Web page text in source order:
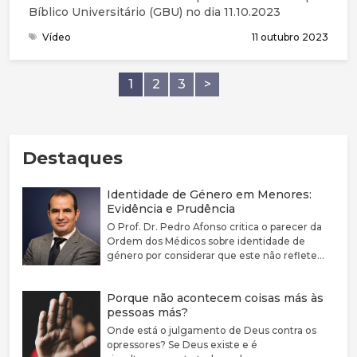
Bíblico Universitário (GBU) no dia 11.10.2023
Vídeo 11 outubro 2023
1 2 3 >
Destaques
Identidade de Género em Menores:
Evidência e Prudência
O Prof. Dr. Pedro Afonso critica o parecer da
Ordem dos Médicos sobre identidade de
género por considerar que este não reflete
Defende que a disforia de género deve ser
encarada como uma condição médica
associada a sofrimento e sublinha a elevada
prevalência de comorbilidades psiquiátricas
Porque não acontecem coisas más às
pessoas más?
Onde está o julgamento de Deus contra os
opressores? Se Deus existe e é